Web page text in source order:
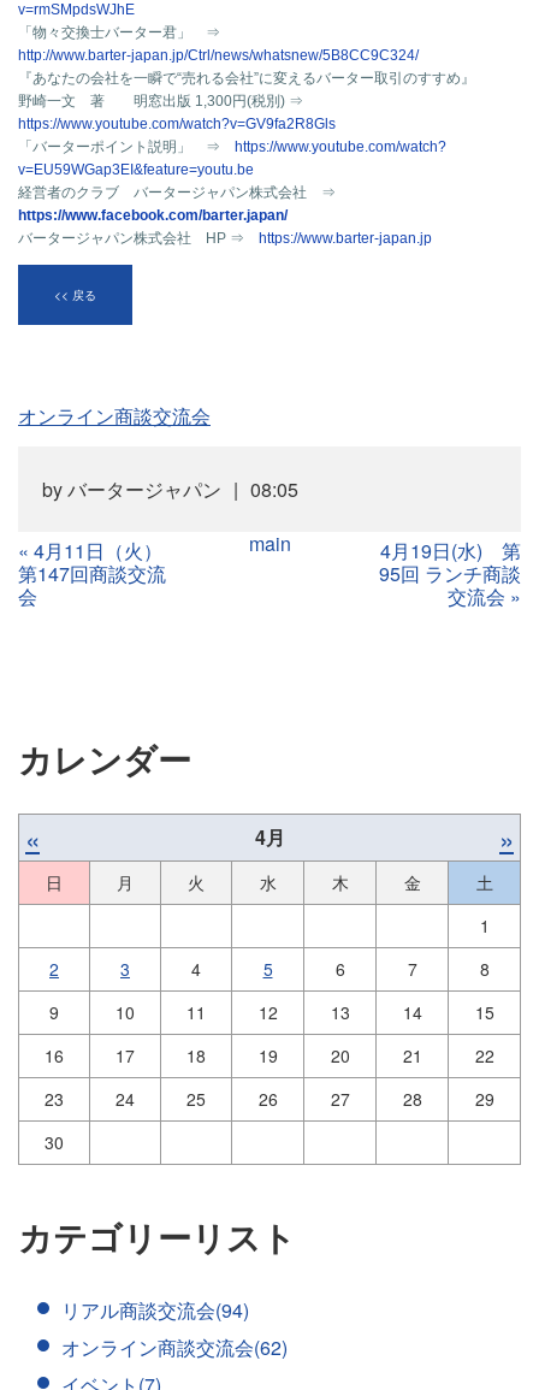
v=rmSMpdsWJhE
「物々交換士バーター君」 ⇒
http://www.barter-japan.jp/Ctrl/news/whatsnew/5B8CC9C324/
『あなたの会社を一瞬で“売れる会社”に変えるバーター取引のすすめ』
野崎一文 著 明窓出版 1,300円(税別) ⇒
https://www.youtube.com/watch?v=GV9fa2R8Gls
「バーターポイント説明」 ⇒
https://www.youtube.com/watch?
v=EU59WGap3EI&feature=youtu.be
経営者のクラブ バータージャパン株式会社 ⇒
https://www.facebook.com/barter.japan/
バータージャパン株式会社 HP ⇒
https://www.barter-japan.jp
オンライン商談交流会
byバータージャパン 08:05
« 4月11日（火）
第147回商談交流
会
main
4月19日(水) 第
95回 ランチ商談
交流会 »
カレンダー
« 4月 »
日 月 火 水 木 金
土
1
2
3 4 5 6 7
8
9
10 11 12 13 14
15
16
17 18 19 20 21
22
23
24 25 26 27 28
29
30
カテゴリーリスト
リアル商談交流会(94)
オンライン商談交流会(62)